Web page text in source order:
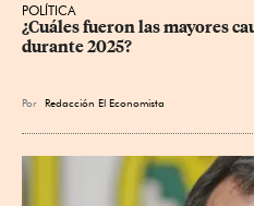
POLÍTICA
¿Cuáles fueron las mayores
durante 2025?
Por Redacción El Economista